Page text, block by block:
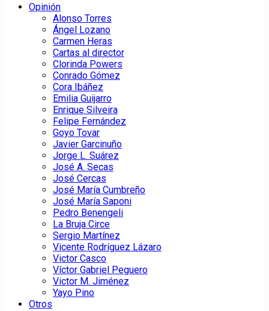
Opinión
Alonso Torres
Ángel Lozano
Carmen Heras
Cartas al director
Clorinda Powers
Conrado Gómez
Cora Ibáñez
Emilia Guijarro
Enrique Silveira
Felipe Fernández
Goyo Tovar
Javier Garcinuño
Jorge L. Suárez
José A. Secas
José Cercas
José María Cumbreño
José María Saponi
Pedro Benengeli
La Bruja Circe
Sergio Martínez
Vicente Rodríguez Lázaro
Victor Casco
Víctor Gabriel Peguero
Victor M. Jiménez
Yayo Pino
Otros